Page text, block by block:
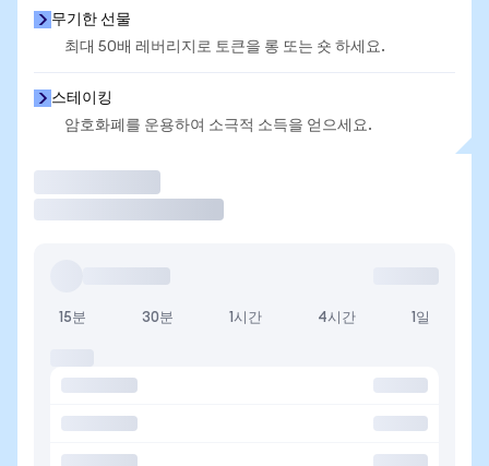
무기한 선물
최대 50배 레버리지로 토큰을 롱 또는 숏 하세요.
스테이킹
암호화폐를 운용하여 소극적 소득을 얻으세요.
15분 30분 1시간 4시간 1일